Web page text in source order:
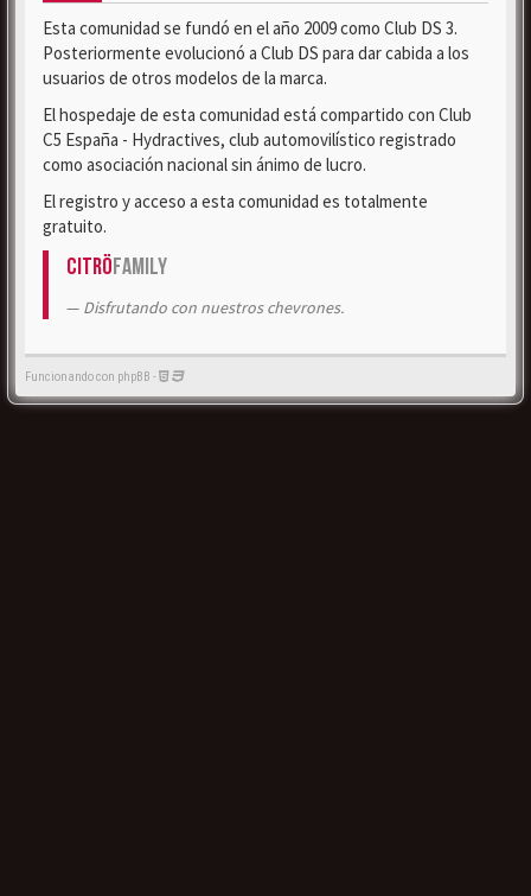
Esta comunidad se fundó en el año 2009 como Club DS 3.
Posteriormente evolucionó a Club DS para dar cabida a los
usuarios de otros modelos de la marca.
El hospedaje de esta comunidad está compartido con Club
C5 España - Hydractives, club automovilístico registrado
como asociación nacional sin ánimo de lucro.
El registro y acceso a esta comunidad es totalmente
gratuito.
CitröFamily
Disfrutando con nuestros chevrones.
Funcionando con phpBB -